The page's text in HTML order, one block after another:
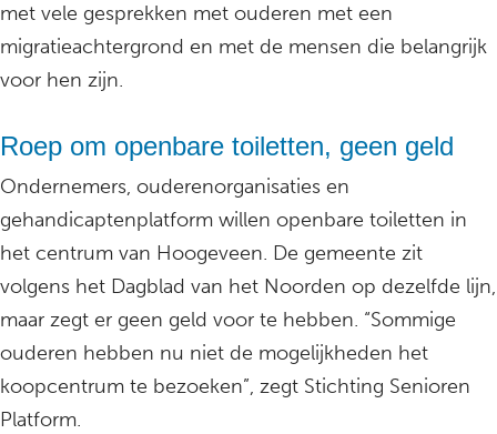
met vele gesprekken met ouderen met een
migratieachtergrond en met de mensen die belangrijk
voor hen zijn.
Roep om openbare toiletten, geen geld
Ondernemers, ouderenorganisaties en
gehandicaptenplatform willen openbare toiletten in
het centrum van Hoogeveen. De gemeente zit
volgens het Dagblad van het Noorden op dezelfde lijn,
maar zegt er geen geld voor te hebben. “Sommige
ouderen hebben nu niet de mogelijkheden het
koopcentrum te bezoeken”, zegt Stichting Senioren
Platform.